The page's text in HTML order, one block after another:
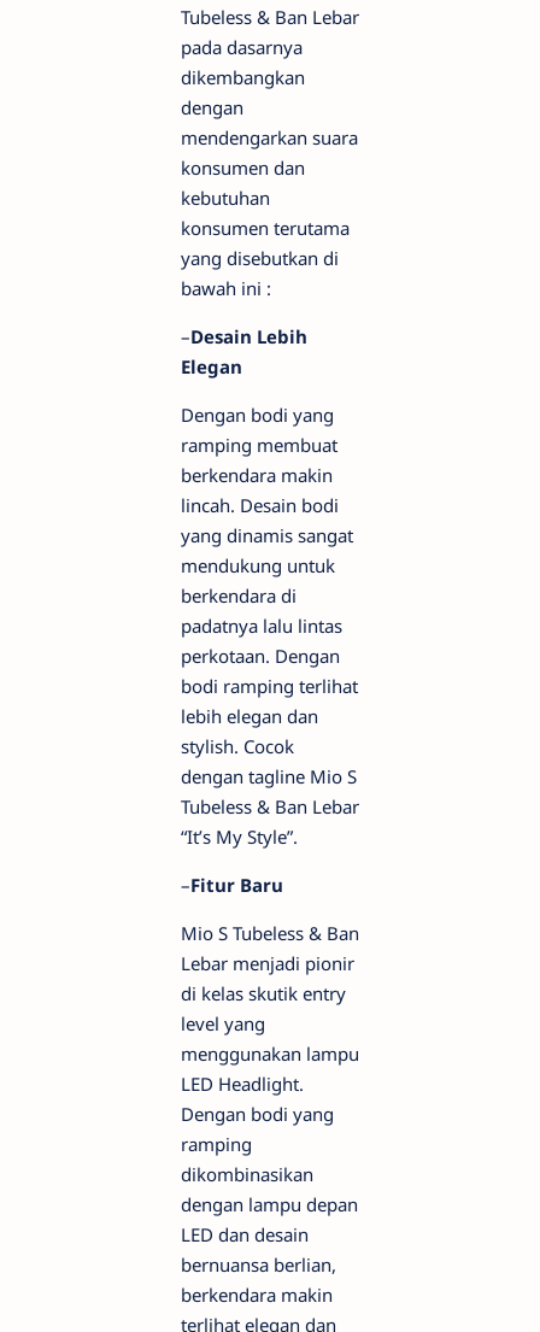
Tubeless & Ban Lebar
pada dasarnya
dikembangkan
dengan
mendengarkan suara
konsumen dan
kebutuhan
konsumen terutama
yang disebutkan di
bawah ini :
–Desain Lebih
Elegan
Dengan bodi yang
ramping membuat
berkendara makin
lincah. Desain bodi
yang dinamis sangat
mendukung untuk
berkendara di
padatnya lalu lintas
perkotaan. Dengan
bodi ramping terlihat
lebih elegan dan
stylish. Cocok
dengan tagline Mio S
Tubeless & Ban Lebar
“It’s My Style”.
–Fitur Baru
Mio S Tubeless & Ban
Lebar menjadi pionir
di kelas skutik entry
level yang
menggunakan lampu
LED Headlight.
Dengan bodi yang
ramping
dikombinasikan
dengan lampu depan
LED dan desain
bernuansa berlian,
berkendara makin
terlihat elegan dan